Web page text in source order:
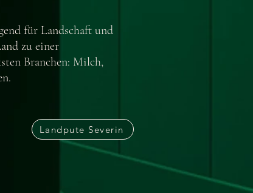
für Landschaft und
zu einer
Branchen: Milch,
Landpute Severin